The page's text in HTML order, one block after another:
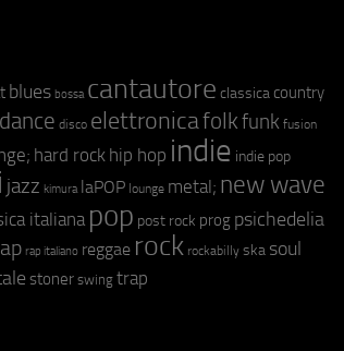
blues bossa cantautore classica country
dance disco elettronicafolkfunk fusion
hard rock hip hop indie indie pop
jazz kimura laPOP lounge metal; new wave
italiana pop post rock prog psichedelia
rap italiano reggae rock rockabilly ska soul
stoner swing trap